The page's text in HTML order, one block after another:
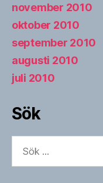
november 2010
oktober 2010
september 2010
augusti 2010
juli 2010
Sök
efter: